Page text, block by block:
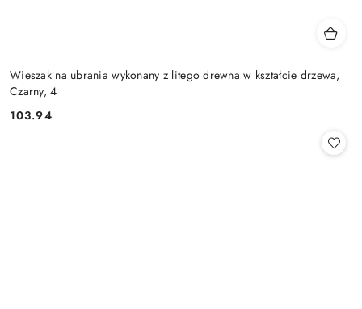
Wieszak na ubrania wykonany z litego drewna w kształcie drzewa,
Czarny, 4
Cena:
103.94